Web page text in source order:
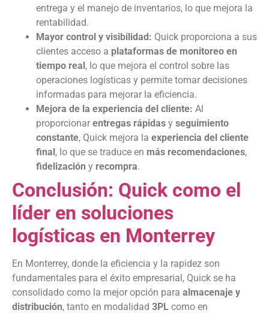
entrega y el manejo de inventarios, lo que mejora la
rentabilidad.
Mayor control y visibilidad: Quick proporciona a sus
clientes acceso a plataformas de monitoreo en
tiempo real, lo que mejora el control sobre las
operaciones logísticas y permite tomar decisiones
informadas para mejorar la eficiencia.
Mejora de la experiencia del cliente: Al
proporcionar entregas rápidas y seguimiento
constante, Quick mejora la experiencia del cliente
final, lo que se traduce en más recomendaciones,
fidelización y recompra.
Conclusión: Quick como el
líder en soluciones
logísticas en Monterrey
En Monterrey, donde la eficiencia y la rapidez son
fundamentales para el éxito empresarial, Quick se ha
consolidado como la mejor opción para almacenaje y
distribución, tanto en modalidad 3PL como en